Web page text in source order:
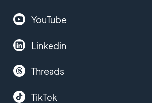
YouTube
Linkedin
Threads
TikTok